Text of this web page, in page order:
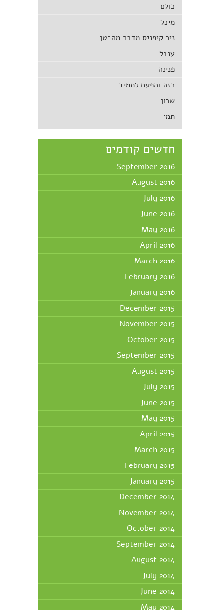
כולם
מיכל
ניר קיפניס מדבר מהבטן
ענבל
פנינה
רזה והפעם לתמיד
שרון
תמי
חדשים קודמים
September 2016
August 2016
July 2016
June 2016
May 2016
April 2016
March 2016
February 2016
January 2016
December 2015
November 2015
October 2015
September 2015
August 2015
July 2015
June 2015
May 2015
April 2015
March 2015
February 2015
January 2015
December 2014
November 2014
October 2014
September 2014
August 2014
July 2014
June 2014
May 2014